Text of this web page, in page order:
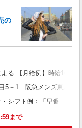
の
る 【月給例】時給1650
5－1 阪急メンズ東京2F
・シフト例：「早番
まで